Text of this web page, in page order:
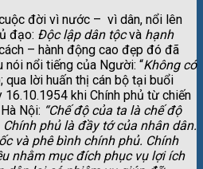
đời vì nước – vì dân, nổi lên
đạo: Độc lập dân tộcvà hạnh
– hành động cao đẹp đó đã
nổi tiếng của Người: “Không có
qua lời huấn thị cán bộ tại buổi
khi Chính phủ từ chiến
Nội: “Chế độ của ta là chế độ
phủ là đầy tớ của nhân dân.
và phê bình chính phủ. Chính
nhằm mục đích phục vụ lợi ích